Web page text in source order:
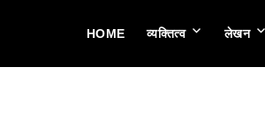
HOME व्यक्तित्व लेखन